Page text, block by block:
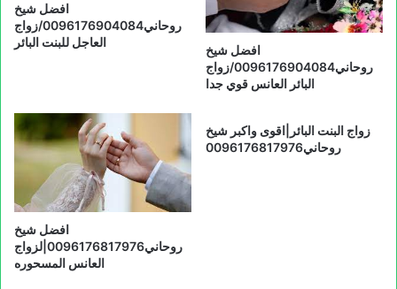
افضل شيخ
روحاني0096176904084/زواج
العاجل للبنت البائر
افضل شيخ
روحاني0096176904084/زواج
البائر العانس قوي جدا
افضل شيخ
روحاني0096176817976|لزواج
العانس المسحوره
زواج البنت البائر|اقوى واكبر شيخ
روحاني0096176817976